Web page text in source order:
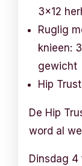
3×12
Ruglig
knieen:
gewicht
Hip
De Hip
word al
Dinsdag